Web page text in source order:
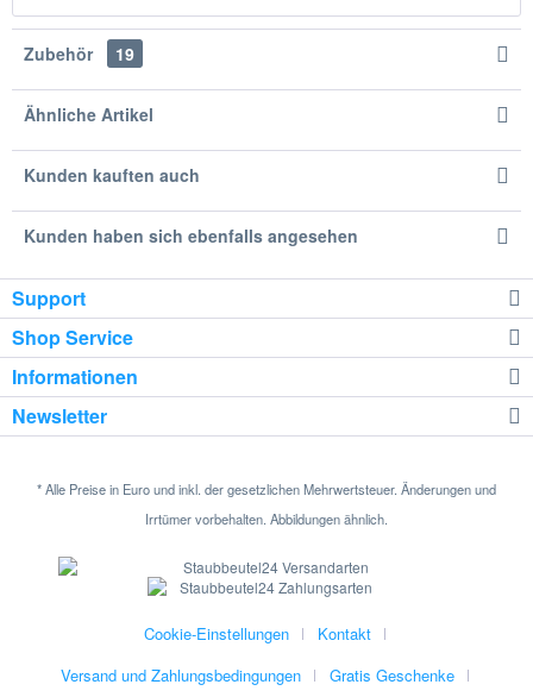
Zubehör 19
Ähnliche Artikel
Kunden kauften auch
Kunden haben sich ebenfalls angesehen
Support
Shop Service
Informationen
Newsletter
* Alle Preise in Euro und inkl. der gesetzlichen Mehrwertsteuer. Änderungen und
Irrtümer vorbehalten. Abbildungen ähnlich.
Cookie-Einstellungen
Kontakt
Versand und Zahlungsbedingungen
Gratis Geschenke